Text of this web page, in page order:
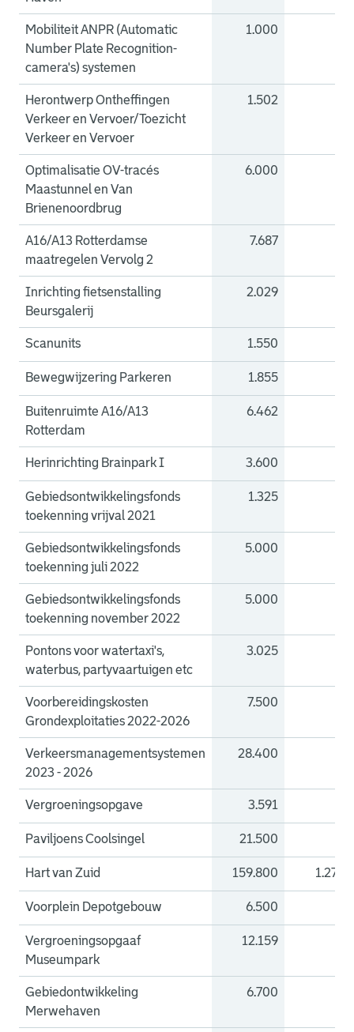
Mobiliteit ANPR (Automatic
Number Plate Recognition-
camera's) systemen
1.000
Herontwerp Ontheffingen
Verkeer en Vervoer/Toezicht
Verkeer en Vervoer
1.502
Optimalisatie OV-tracés
Maastunnel en Van
Brienenoordbrug
6.000
A16/A13 Rotterdamse
maatregelen Vervolg 2
7.687
Inrichting fietsenstalling
Beursgalerij
2.029
Scanunits 1.550
Bewegwijzering Parkeren 1.855
Buitenruimte A16/A13
Rotterdam
6.462
Herinrichting Brainpark I 3.600
Gebiedsontwikkelingsfonds
toekenning vrijval 2021
1.325
Gebiedsontwikkelingsfonds
toekenning juli 2022
5.000
Gebiedsontwikkelingsfonds
toekenning november 2022
5.000
Pontons voor watertaxi's,
waterbus, partyvaartuigen etc
3.025
Voorbereidingskosten
Grondexploitaties 2022-2026
7.500
Verkeersmanagementsystemen
2023 - 2026
28.400
Vergroeningsopgave 3.591
Paviljoens Coolsingel 21.500
Hart van Zuid 159.800 1.270
Voorplein Depotgebouw 6.500
Vergroeningsopgaaf
Museumpark
12.159
Gebiedontwikkeling
Merwehaven
6.700